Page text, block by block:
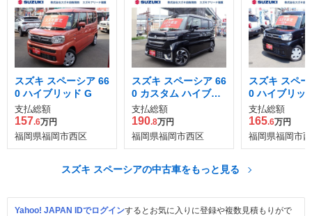
スズキ スペーシア 66
0 ハイブリッド G
支払総額
157.6万円
福岡県福岡市西区
スズキ スペーシア 66
0 カスタム ハイブリ
ッド XSターボ
支払総額
190.8万円
福岡県福岡市西区
スズキ スペ
0 ハイブリッ
支払総額
165.6万円
福岡県福岡市
スズキ スペーシアの中古車をもっと見る
Yahoo! JAPAN IDでログインするとお気に入りに登録や複数見積もりがで